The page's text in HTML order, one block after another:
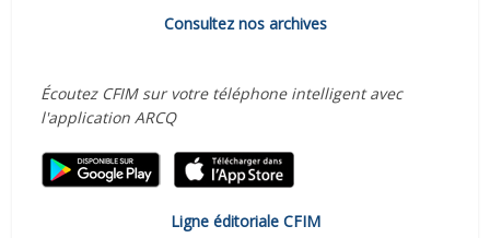
Consultez nos archives
Écoutez CFIM sur votre téléphone intelligent avec
l'application ARCQ
Ligne éditoriale CFIM